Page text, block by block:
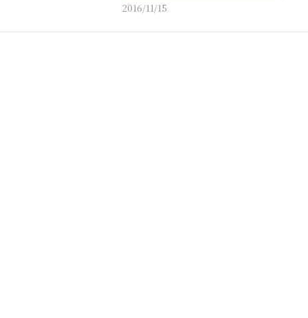
2016/11/15